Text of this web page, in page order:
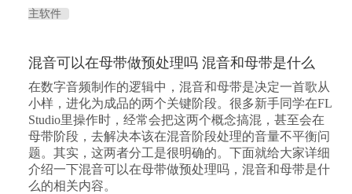
主软件
混音可以在母带做预处理吗 混音和母带是什么
在数字音频制作的逻辑中，混音和母带是决定一首歌从
小样，进化为成品的两个关键阶段。很多新手同学在FL
Studio里操作时，经常会把这两个概念搞混，甚至会在
母带阶段，去解决本该在混音阶段处理的音量不平衡问
题。其实，这两者分工是很明确的。下面就给大家详细
介绍一下混音可以在母带做预处理吗，混音和母带是什
么的相关内容。